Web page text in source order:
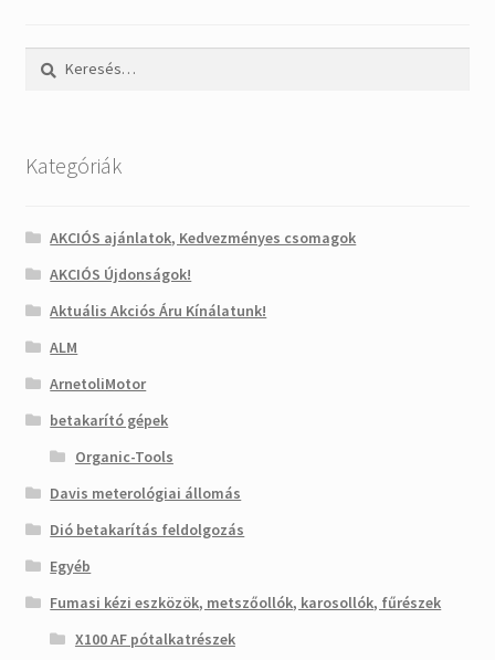
Keresés:
Kategóriák
AKCIÓS ajánlatok, Kedvezményes csomagok
AKCIÓS Újdonságok!
Aktuális Akciós Áru Kínálatunk!
ALM
ArnetoliMotor
betakarító gépek
Organic-Tools
Davis meterológiai állomás
Dió betakarítás feldolgozás
Egyéb
Fumasi kézi eszközök, metszőollók, karosollók, fűrészek
X100 AF pótalkatrészek